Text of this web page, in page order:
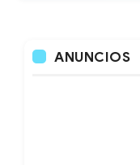
ANUNCIOS